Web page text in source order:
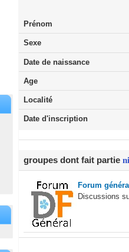
Prénom
Sexe
Date de naissance
Age
Localité
Date d'inscription
groupes dont fait partie
Forum
Discussions